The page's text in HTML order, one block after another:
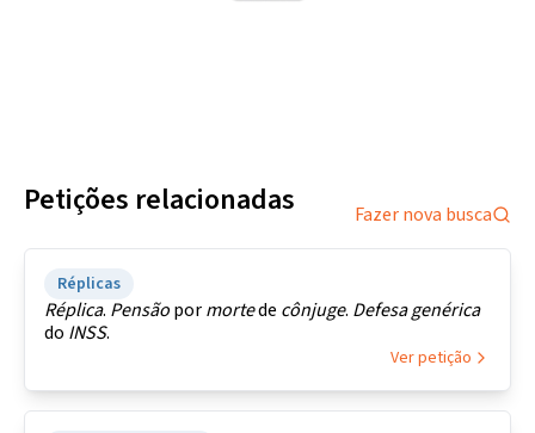
Petições relacionadas Fazer nova busca
Réplicas
Réplica. Pensãopormortede cônjuge. Defesagenérica
do INSS.
Ver petição